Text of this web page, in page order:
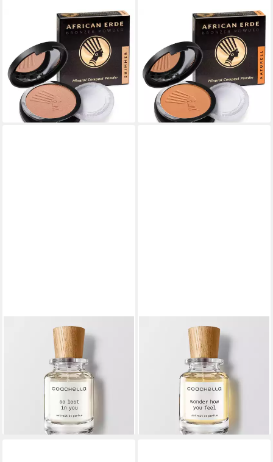
Bronzer-Puder AFRICAN
ERDE Compact Powder
SHIMMER
(1)
9,99 €
(99,90 €/ 100 g)
lieferbar - in 3-4 Werktagen bei dir
AFRICAN ERDE
Bronzer-Puder AFRICAN
ERDE Compact Powder
NATURELL
(2)
9,99 €
(99,90 €/ 100 g)
lieferbar - in 3-4 Werktagen bei dir
COACHELLA PARFUMS
Eau de Parfum Coachella So
Lost in You, 50 ml Extrait de
Parfum Unisex
(59,98 €/ 100 ml)
lieferbar - in 3-4 Werktagen bei dir
COACHELLA PARFUMS
Eau de Parfum Coachella -
Wonder How You Feel -
Extrait de Parfum, 50 ml
(59,98 €/ 100 ml)
lieferbar - in 3-4 Werktagen bei dir